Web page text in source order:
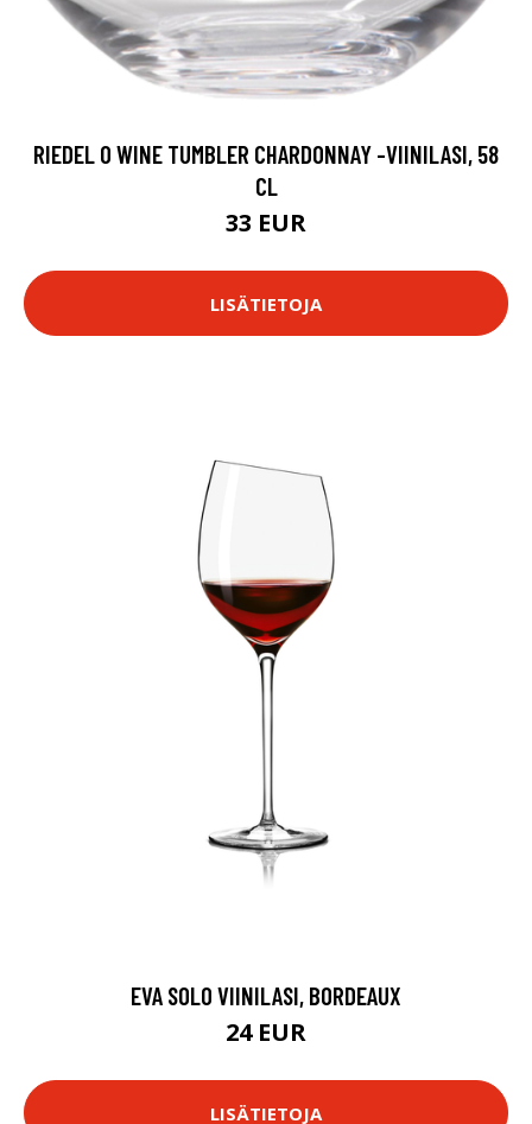
RIEDEL O WINE TUMBLER CHARDONNAY -VIINILASI, 58
CL
33 EUR
LISÄTIETOJA
EVA SOLO VIINILASI, BORDEAUX
24 EUR
LISÄTIETOJA